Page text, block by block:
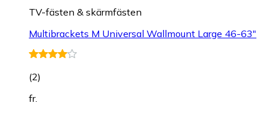
TV-fästen & skärmfästen
Multibrackets M Universal Wallmount Large 46-63"
(2)
fr.